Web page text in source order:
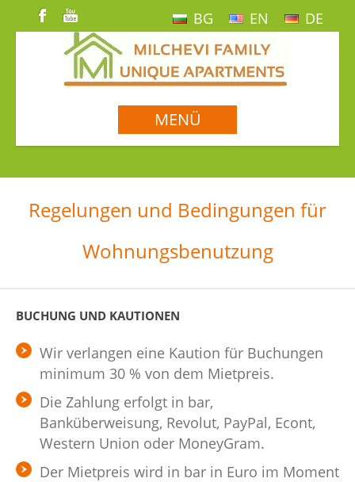
BG EN DE
MENÜ
Regelungen und Bedingungen für
Wohnungsbenutzung
BUCHUNG UND KAUTIONEN
Wir verlangen eine Kaution für Buchungen
minimum 30 % von dem Mietpreis.
Die Zahlung erfolgt in bar,
Banküberweisung, Revolut, PayPal, Econt,
Western Union oder MoneyGram.
Der Mietpreis wird in bar in Euro im Moment